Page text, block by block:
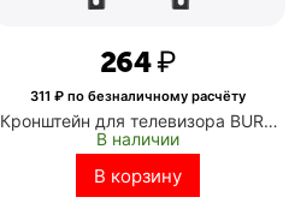
Кронштейн для телевизора BURO
FX1 черный 15"-48" макс.25кг
(BM25A52FF0)
В наличии
‍264‍₽
311 ₽ по безналичному расчёту
В корзину